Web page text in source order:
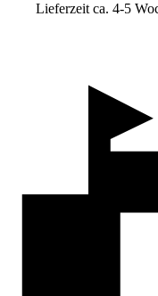
Lieferzeit ca. 4-5